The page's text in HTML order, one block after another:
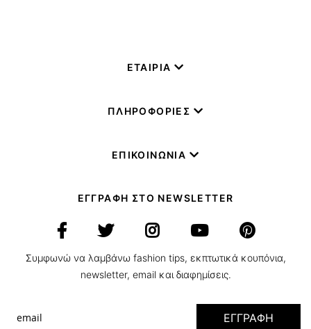
ΕΤΑΙΡΙΑ
ΠΛΗΡΟΦΟΡΙΕΣ
ΕΠΙΚΟΙΝΩΝΙΑ
ΕΓΓΡΑΦΗ ΣΤΟ NEWSLETTER
Συμφωνώ να λαμβάνω fashion tips, εκπτωτικά κουπόνια,
newsletter, email και διαφημίσεις.
ΕΓΓΡΑΦΗ